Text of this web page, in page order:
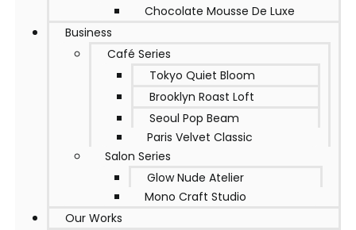
Chocolate Mousse De Luxe
Business
Café Series
Tokyo Quiet Bloom
Brooklyn Roast Loft
Seoul Pop Beam
Paris Velvet Classic
Salon Series
Glow Nude Atelier
Mono Craft Studio
Our Works